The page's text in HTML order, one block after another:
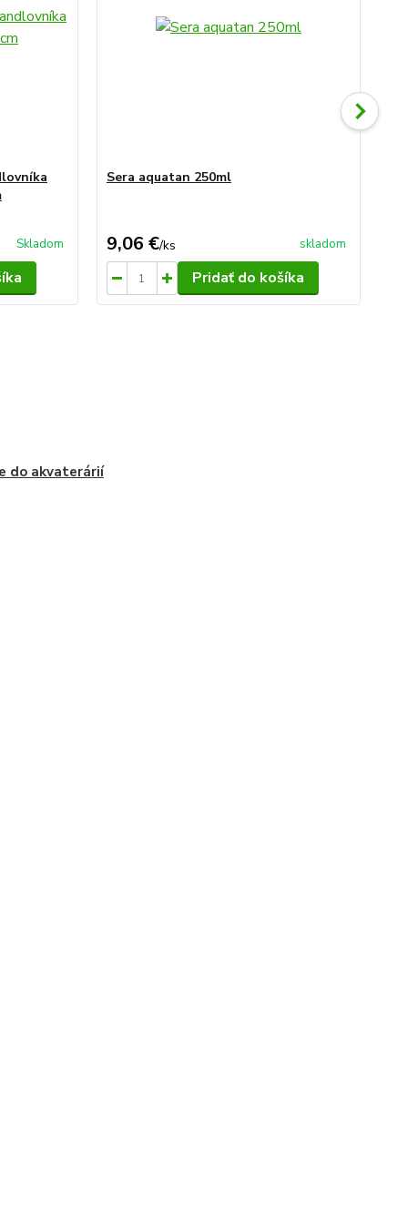
Skladom
Sera aquatan 250ml
9,06 €/ks skladom
Pridať do košíka
do akvaterárií